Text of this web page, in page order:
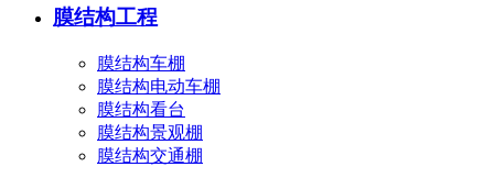
膜结构工程
膜结构车棚
膜结构电动车棚
膜结构看台
膜结构景观棚
膜结构交通棚